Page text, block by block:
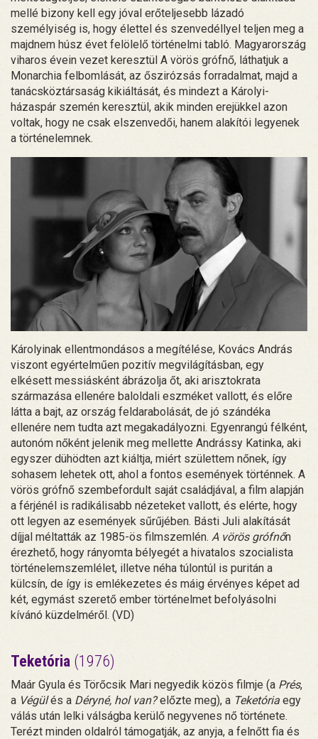
mellé bizony kell egy jóval erőteljesebb lázadó
személyiség is, hogy élettel és szenvedéllyel teljen meg a
majdnem húsz évet felölelő történelmi tabló. Magyarország
viharos évein vezet keresztül A vörös grófnő, láthatjuk a
Monarchia felbomlását, az őszirózsás forradalmat, majd a
tanácsköztársaság kikiáltását, és mindezt a Károlyi-
házaspár szemén keresztül, akik minden erejükkel azon
voltak, hogy ne csak elszenvedői, hanem alakítói legyenek
a történelemnek.
Károlyinak ellentmondásos a megítélése, Kovács András
viszont egyértelműen pozitív megvilágításban, egy
elkésett messiásként ábrázolja őt, aki arisztokrata
származása ellenére baloldali eszméket vallott, és előre
látta a bajt, az ország feldarabolását, de jó szándéka
ellenére nem tudta azt megakadályozni. Egyenrangú félként,
autonóm nőként jelenik meg mellette Andrássy Katinka, aki
egyszer dühödten azt kiáltja, miért születtem nőnek, így
sohasem lehetek ott, ahol a fontos események történnek. A
vörös grófnő szembefordult saját családjával, a film alapján
a férjénél is radikálisabb nézeteket vallott, és elérte, hogy
ott legyen az események sűrűjében. Básti Juli alakítását
díjjal méltatták az 1985-ös filmszemlén. A vörös grófnőn
érezhető, hogy rányomta bélyegét a hivatalos szocialista
történelemszemlélet, illetve néha túlontúl is puritán a
külcsín, de így is emlékezetes és máig érvényes képet ad
két, egymást szerető ember történelmet befolyásolni
kívánó küzdelméről. (VD)
Teketória (1976)
Maár Gyula és Törőcsik Mari negyedik közös filmje (a Prés,
a Végülés a Déryné, hol van?előzte meg), a Teketória egy
válás után lelki válságba kerülő negyvenes nő története.
Terézt minden oldalról támogatják, az anyja, a felnőtt fia és